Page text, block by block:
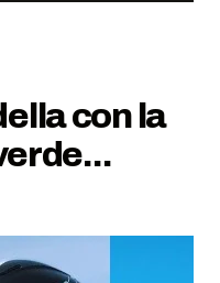
con la